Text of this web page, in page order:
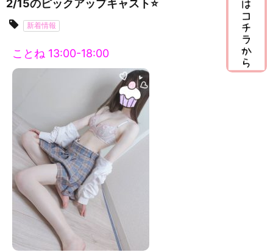
2/15のピックアップキャスト⭐️
新着情報
ことね 13:00-18:00